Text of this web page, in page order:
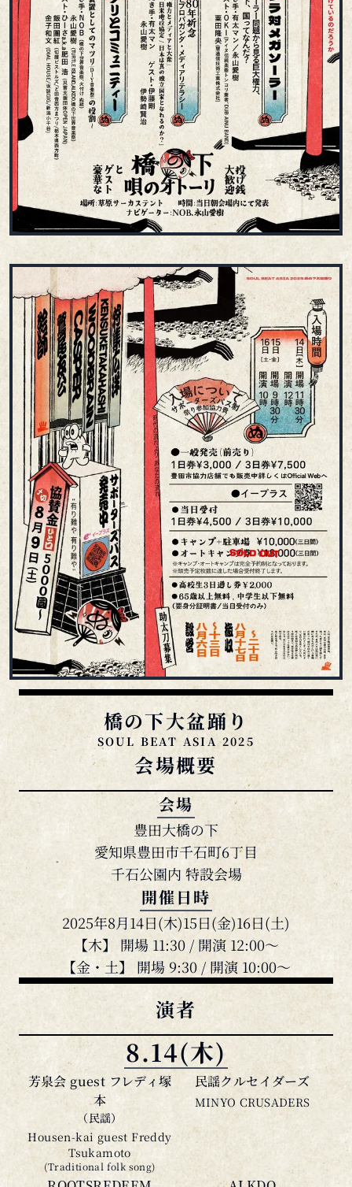
橋の下大盆踊り
SOUL BEAT ASIA 2025
会場概要
会場
豊田大橋の下
愛知県豊田市千石町6丁目
千石公園内 特設会場
開催日時
2025年8月14日(木)15日(金)16日(土)
【木】 開場 11:30 / 開演 12:00〜
【金・土】 開場 9:30 / 開演 10:00〜
演者
8.14(木)
芳泉会 guest フレディ塚
本
（民謡）
Housen-kai guest Freddy
Tsukamoto
(Traditional folk song)
民謡クルセイダーズ
MINYO CRUSADERS